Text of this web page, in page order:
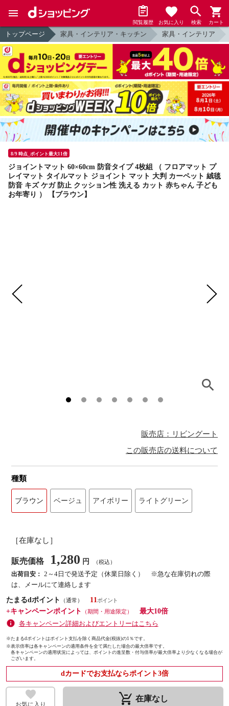
閲覧履歴 お気に入り 検索 カート
トップページ 家具・インテリア・キッチン 家具・インテリア
8/9 時点_ポイント最大11倍
ジョイントマット 60×60cm 防音タイプ 4枚組 （ フロアマット プ
レイマット タイルマット ジョイント マット 大判 カーペット 絨毯
防音 キズ ケガ 防止 クッション性 洗える カット 赤ちゃん 子ども
お年寄り ） 【ブラウン】
販売店：リビングート
この販売店の送料について
種類
ブラウン ベージュ アイボリー ライトグリーン
［在庫なし］
販売価格 1,280 円 （税込）
出荷目安： 2～4日で発送予定（休業日除く） ※急な在庫切れの際
は、メールにて連絡します
たまるdポイント
（通常）
11
+キャンペーンポイント
（期間・用途限定）
最大10倍
各キャンペーン詳細およびエントリーはこちら
※たまるdポイントはポイント支払を除く商品代金(税抜)の1％です。
※表示倍率は各キャンペーンの適用条件を全て満たした場合の最大倍率です。
各キャンペーンの適用状況によっては、ポイントの進呈数・付与倍率が最大倍率より少なくなる場合が
ございます。
dカードでお支払ならポイント3倍
お気に入り remove_shopping_cart 在庫なし